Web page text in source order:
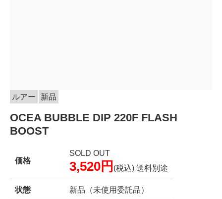
ルアー 新品
OCEA BUBBLE DIP 220F FLASH
BOOST
価格
SOLD OUT
3,520円 (税込) 送料別途
状態 新品（未使用委託品）